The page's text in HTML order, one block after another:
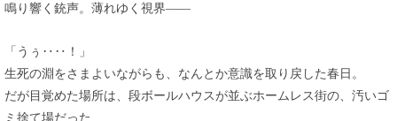
鳴り響く銃声。薄れゆく視界――
「うぅ‥‥！」
生死の淵をさまよいながらも、なんとか意識を取り戻した春日。
だが目覚めた場所は、段ボールハウスが並ぶホームレス街の、汚いゴ
ミ捨て場だった